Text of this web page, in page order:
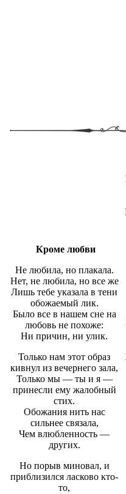
Кроме любви
Не любила, но плакала.
Нет, не любила, но все же
Лишь тебе указала в тени
обожаемый лик.
Было все в нашем сне на
любовь не похоже:
Ни причин, ни улик.
Только нам этот образ
кивнул из вечернего зала,
Только мы — ты и я —
принесли ему жалобный
стих.
Обожания нить нас
сильнее связала,
Чем влюбленность —
других.
Но порыв миновал, и
приблизился ласково кто-
то,